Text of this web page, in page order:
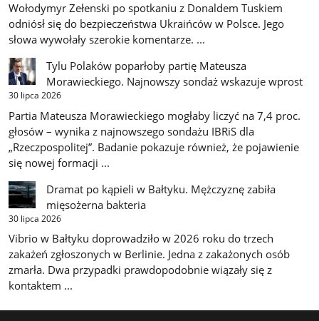
Wołodymyr Zełenski po spotkaniu z Donaldem Tuskiem
odniósł się do bezpieczeństwa Ukraińców w Polsce. Jego
słowa wywołały szerokie komentarze. ...
Tylu Polaków poparłoby partię Mateusza
Morawieckiego. Najnowszy sondaż wskazuje wprost
30 lipca 2026
Partia Mateusza Morawieckiego mogłaby liczyć na 7,4 proc.
głosów – wynika z najnowszego sondażu IBRiS dla
„Rzeczpospolitej”. Badanie pokazuje również, że pojawienie
się nowej formacji ...
Dramat po kąpieli w Bałtyku. Mężczyznę zabiła
mięsożerna bakteria
30 lipca 2026
Vibrio w Bałtyku doprowadziło w 2026 roku do trzech
zakażeń zgłoszonych w Berlinie. Jedna z zakażonych osób
zmarła. Dwa przypadki prawdopodobnie wiązały się z
kontaktem ...